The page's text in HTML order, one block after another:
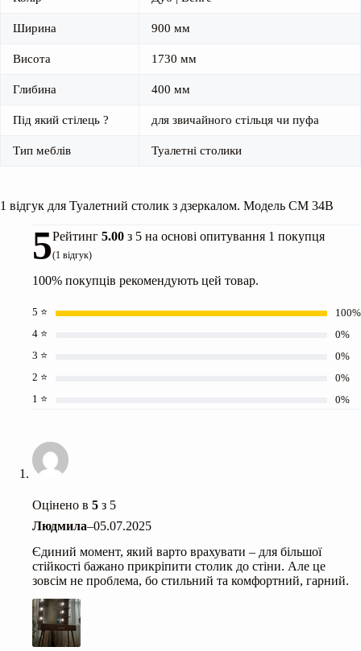
Ширина 900 мм
Висота 1730 мм
Глибина 400 мм
Під який стілець ? для звичайного стільця чи пуфа
Тип меблів Туалетні столики
1 відгук для Туалетний столик з дзеркалом. Модель СМ 34В
5Рейтинг 5.00 з 5 на основі опитування 1 покупця
(1 відгук)
100% покупців рекомендують цей товар.
5 ⭐
100%
4 ⭐
0%
3 ⭐
0%
2 ⭐
0%
1 ⭐
0%
Оцінено в 5 з 5
Людмила–05.07.2025
Єдиний момент, який варто врахувати – для більшої
стійкості бажано прикріпити столик до стіни. Але це
зовсім не проблема, бо стильний та комфортний, гарний.